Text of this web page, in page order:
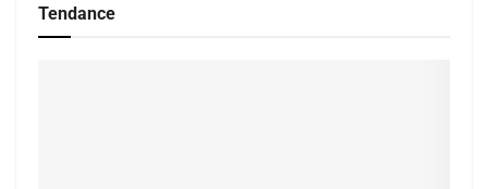
Tendance